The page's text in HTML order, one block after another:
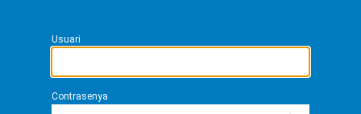
Usuari
Contrasenya